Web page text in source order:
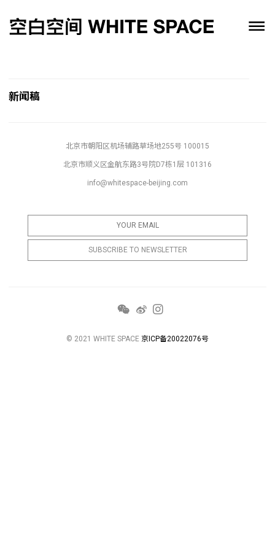
新闻稿
北京市朝阳区机场辅路草场地255号 100015
北京市顺义区金航东路3号院D7栋1层 101316
info@whitespace-beijing.com
© 2021 WHITE SPACE 京ICP备20022076号